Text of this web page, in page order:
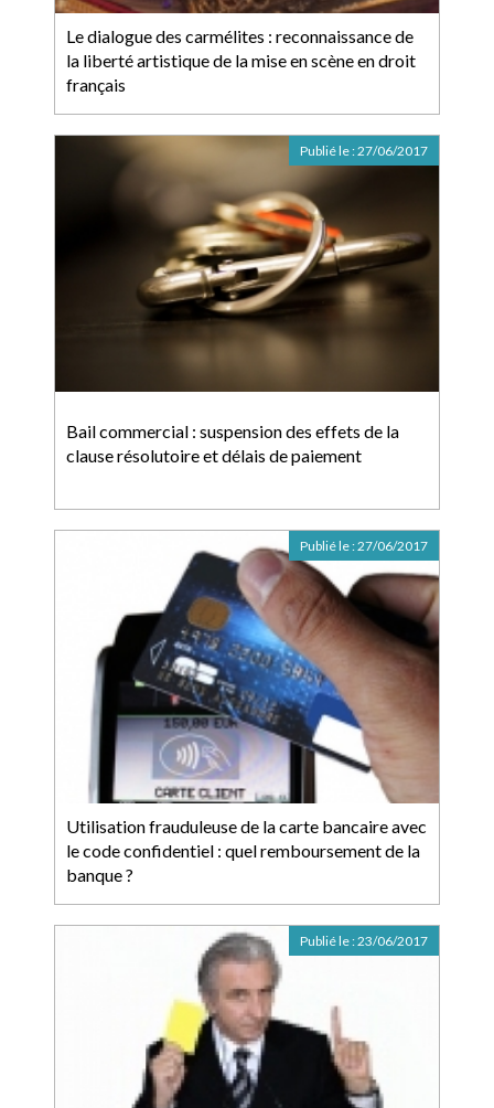
Le dialogue des carmélites : reconnaissance de
la liberté artistique de la mise en scène en droit
français
Bail commercial : suspension des effets de la
clause résolutoire et délais de paiement
Publié le :27/06/2017
Utilisation frauduleuse de la carte bancaire avec
le code confidentiel : quel remboursement de la
banque ?
Publié le :27/06/2017
Publié le :23/06/2017